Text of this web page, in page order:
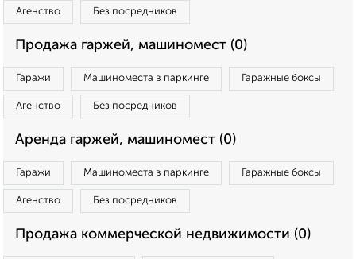
Агенство Без посредников
Продажа гаржей, машиномест (0)
Гаражи Машиноместа в паркинге Гаражные боксы
Агенство Без посредников
Аренда гаржей, машиномест (0)
Гаражи Машиноместа в паркинге Гаражные боксы
Агенство Без посредников
Продажа коммерческой недвижимости (0)